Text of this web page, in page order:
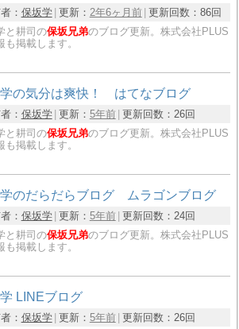
： 保坂学 更新： 2年6ヶ月前 更新回数： 86回
と耕司の保坂兄弟のブログ更新。株式会社PLUS
も掲載します。
の気分は爽快！ はてなブログ
： 保坂学 更新： 5年前 更新回数： 26回
と耕司の保坂兄弟のブログ更新。株式会社PLUS
も掲載します。
のだらだらブログ ムラゴンブログ
： 保坂学 更新： 5年前 更新回数： 24回
と耕司の保坂兄弟のブログ更新。株式会社PLUS
も掲載します。
LINEブログ
： 保坂学 更新： 5年前 更新回数： 26回